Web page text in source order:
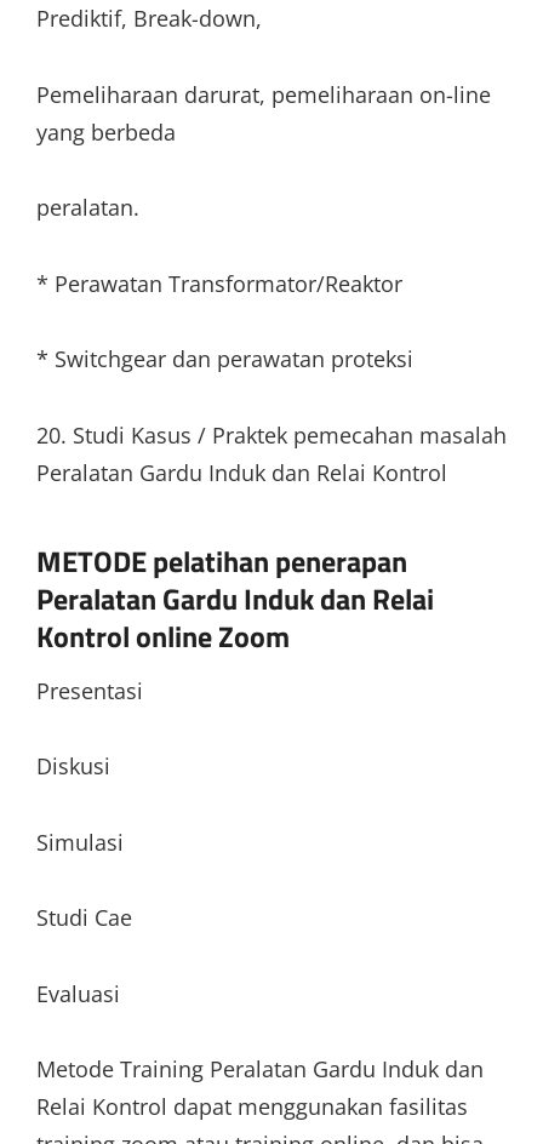
Prediktif, Break-down,
Pemeliharaan darurat, pemeliharaan on-line
yang berbeda
peralatan.
* Perawatan Transformator/Reaktor
* Switchgear dan perawatan proteksi
20. Studi Kasus / Praktek pemecahan masalah
Peralatan Gardu Induk dan Relai Kontrol
METODE pelatihan penerapan
Peralatan Gardu Induk dan Relai
Kontrol online Zoom
Presentasi
Diskusi
Simulasi
Studi Cae
Evaluasi
Metode Training Peralatan Gardu Induk dan
Relai Kontrol dapat menggunakan fasilitas